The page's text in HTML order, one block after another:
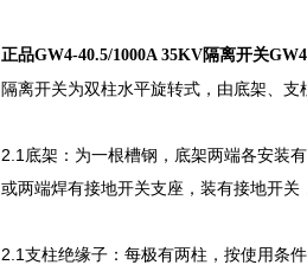
正品GW4-40.5/1000A 35KV隔离开关
隔离开关为双柱水平旋转式，由底架、支
2.1底架：为一根槽钢，底架两端各安装
或两端焊有接地开关支座，装有接地开关
2.1支柱绝缘子：每极有两柱，按使用条